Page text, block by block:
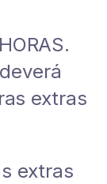
extras
extras